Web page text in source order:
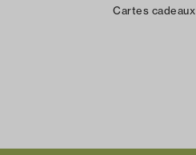
Cartes cadeaux